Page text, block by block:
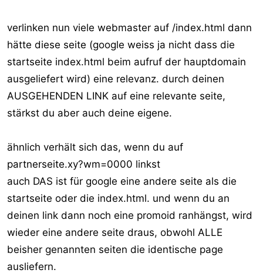
verlinken nun viele webmaster auf /index.html dann
hätte diese seite (google weiss ja nicht dass die
startseite index.html beim aufruf der hauptdomain
ausgeliefert wird) eine relevanz. durch deinen
AUSGEHENDEN LINK auf eine relevante seite,
stärkst du aber auch deine eigene.
ähnlich verhält sich das, wenn du auf
partnerseite.xy?wm=0000 linkst
auch DAS ist für google eine andere seite als die
startseite oder die index.html. und wenn du an
deinen link dann noch eine promoid ranhängst, wird
wieder eine andere seite draus, obwohl ALLE
beisher genannten seiten die identische page
ausliefern.